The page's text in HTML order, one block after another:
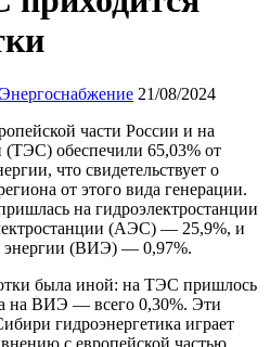
Энергоснабжение 21/08/2024
части России и на
(ТЭС) обеспечили 65,03% от
что свидетельствует о
от этого вида генерации.
на гидроэлектростанции
(АЭС) — 25,9%, и
энергии (ВИЭ) — 0,97%.
была иной: на ТЭС пришлось
на ВИЭ — всего 0,30%. Эти
гидроэнергетика играет
с европейской частью